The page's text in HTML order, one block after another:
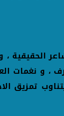
، و نغمات